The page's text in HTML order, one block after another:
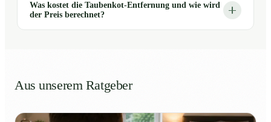
Was kostet die Taubenkot-Entfernung und wie wird
der Preis berechnet?
Aus unserem Ratgeber